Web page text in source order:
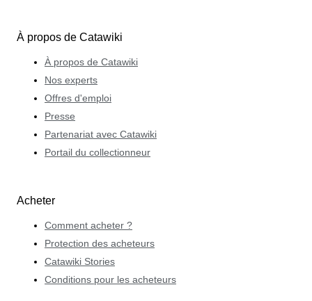
À propos de Catawiki
À propos de Catawiki
Nos experts
Offres d'emploi
Presse
Partenariat avec Catawiki
Portail du collectionneur
Acheter
Comment acheter ?
Protection des acheteurs
Catawiki Stories
Conditions pour les acheteurs